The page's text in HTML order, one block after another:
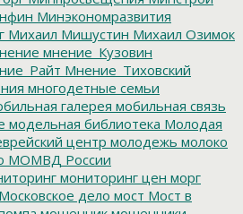
Минэкономразвития
Михаил Мишустин Михаил Озимок
мнение_Кузовин
Мнение_Тиховский
многодетные семьи
галерея мобильная связь
модельная библиотека Молодая
центр молодежь молоко
МОМВД России
мониторинг цен морг
Московское дело мост Мост в